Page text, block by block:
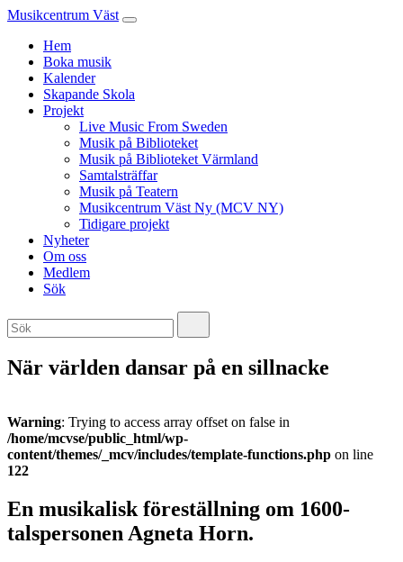
Musikcentrum Väst
Hem
Boka musik
Kalender
Skapande Skola
Projekt
Live Music From Sweden
Musik på Biblioteket
Musik på Biblioteket Värmland
Samtalsträffar
Musik på Teatern
Musikcentrum Väst Ny (MCV NY)
Tidigare projekt
Nyheter
Om oss
Medlem
Sök
När världen dansar på en sillnacke
Warning: Trying to access array offset on false in
/home/mcvse/public_html/wp-
content/themes/_mcv/includes/template-functions.php on line
122
En musikalisk föreställning om 1600-
talspersonen Agneta Horn.